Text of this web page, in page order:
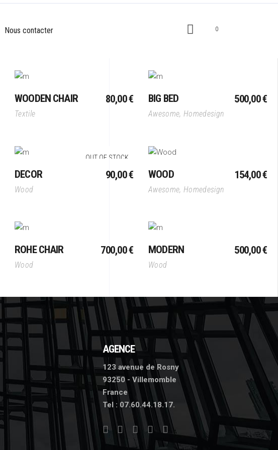
Nous contacter 0
WOODEN CHAIR 80,00€
Textile
BIG BED 500,00€
Awesome,Homedesign
OUT OF STOCK
Lire La Suite
DECOR 90,00€
Wood
WOOD 154,00€
Awesome,Homedesign
ROHE CHAIR 700,00€
Wood
MODERN 500,00€
Wood
AGENCE
123 avenue de Rosny
93250 - Villemomble
France
Tel : 07.60.44.18.17.